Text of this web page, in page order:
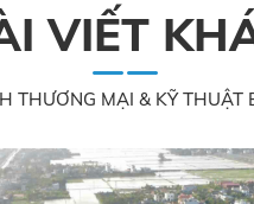
VIẾT
THƯƠNG MẠI & KỸ THUẬT